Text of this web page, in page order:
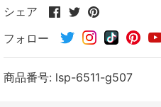
シェア
Facebook
シ
ェ
す
Twitter
シ
ェ
ア
す
Pinterest
シ
ェ
ア
す
フォロー
商品番号: lsp-6511-g507